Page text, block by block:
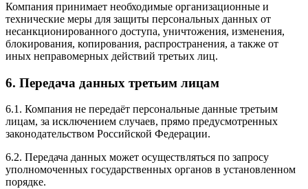
Компания принимает необходимые организационные и
технические меры для защиты персональных данных от
несанкционированного доступа, уничтожения, изменения,
блокирования, копирования, распространения, а также от
иных неправомерных действий третьих лиц.
6. Передача данных третьим лицам
6.1. Компания не передаёт персональные данные третьим
лицам, за исключением случаев, прямо предусмотренных
законодательством Российской Федерации.
6.2. Передача данных может осуществляться по запросу
уполномоченных государственных органов в установленном
порядке.